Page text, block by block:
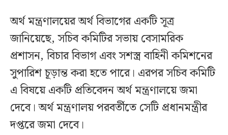
অর্থ মন্ত্রণালয়ের অর্থ বিভাগের একটি সূত্র
জানিয়েছে, সচিব কমিটির সভায় বেসামরিক
প্রশাসন, বিচার বিভাগ এবং সশস্ত্র বাহিনী কমিশনের
সুপারিশ চূড়ান্ত করা হতে পারে। এরপর সচিব কমিটি
এ বিষয়ে একটি প্রতিবেদন অর্থ মন্ত্রণালয়ে জমা
দেবে। অর্থ মন্ত্রণালয় পরবর্তীতে সেটি প্রধানমন্ত্রীর
দপ্তরে জমা দেবে।